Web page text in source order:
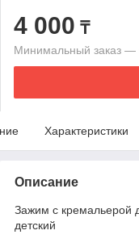
4 000 ₸
Минимальный заказ —
Характеристики
Описание
Зажим с кремальерой
детский